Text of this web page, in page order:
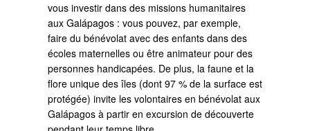
vous investir dans des missions humanitaires
aux Galápagos : vous pouvez, par exemple,
faire du bénévolat avec des enfants dans des
écoles maternelles ou être animateur pour des
personnes handicapées. De plus, la faune et la
flore unique des îles (dont 97 % de la surface est
protégée) invite les volontaires en bénévolat aux
Galápagos à partir en excursion de découverte